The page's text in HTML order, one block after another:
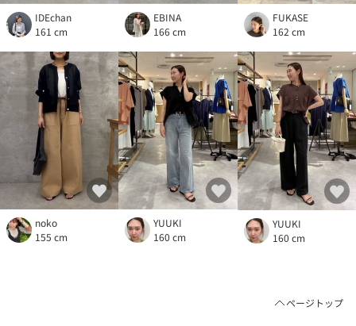
IDEchan
161 cm
EBINA
166 cm
FUKASE
162 cm
noko
155 cm
YUUKI
160 cm
YUUKI
160 cm
ページトップ